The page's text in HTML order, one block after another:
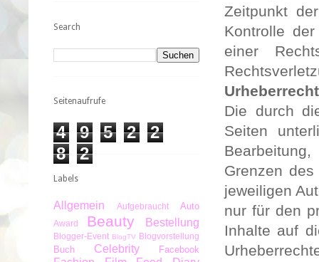
Zeitpunkt
Kontrolle
einer
Urheberrecht
Die durch
Seiten
Grenzen
jeweiligen
nur für den
Inhalte auf
Search
Seitenaufrufe
4 9 5 2
2
8
2
Labels
Allgemein Aufgebraucht Auto
Award Beauty Bestellung
Blogger-Event BlogTV Blogvorstellung
Buch Celebrity Facebook